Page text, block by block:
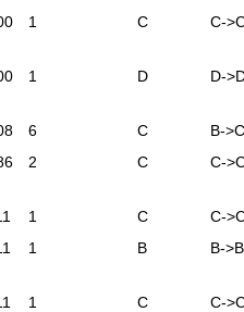
1 C C-
1 D D-
6 C
B->C
2 C C-
1 C
C-
1 B B->B
1 C
C-